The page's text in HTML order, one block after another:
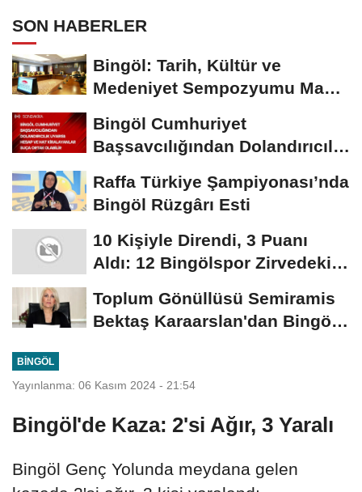
SON HABERLER
Bingöl: Tarih, Kültür ve
Medeniyet Sempozyumu Mayıs
Bingöl Cumhuriyet
Başsavcılığından Dolandırıcılık
Raffa Türkiye Şampiyonası’nda
Bingöl Rüzgârı Esti
10 Kişiyle Direndi, 3 Puanı
Aldı: 12 Bingölspor Zirvedeki
Toplum Gönüllüsü Semiramis
Bektaş Karaarslan'dan Bingöl
BINGÖL
Yayınlanma: 06 Kasım 2024 - 21:54
Bingöl'de Kaza: 2'si Ağır, 3 Yaralı
Bingöl Genç Yolunda meydana gelen